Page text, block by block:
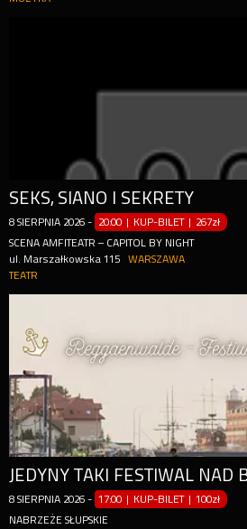
SEKS, SIANO I SEKRETY
8 SIERPNIA 2026 - 20:00 | KUP-BILET | 267zł
SCENA AMFITEATR – CAPITOL BY NIGHT
ul. Marszałkowska 115
WARSZAWA
TEATR
JEDYNY TAKI FESTIWAL NAD
8 SIERPNIA 2026 - 17:00 | KUP-BILET |100zł
NABRZEŻE SŁUPSKIE